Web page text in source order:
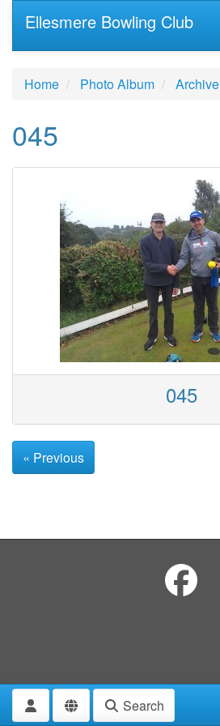
Ellesmere Bowling Club
Home Photo Album Archive
045
045
« Previous
Search